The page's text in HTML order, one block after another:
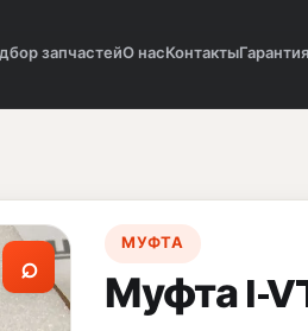
запчастейО нас Контакты
⌕
МУФТА
Муфта I-